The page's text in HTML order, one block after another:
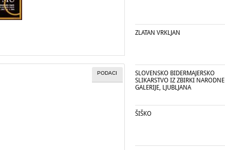
PODACI
ZLATAN VRKLJAN
SLOVENSKO BIDERMAJERSKO
SLIKARSTVO IZ ZBIRKI NARODNE
GALERIJE, LJUBLJANA
ŠIŠKO